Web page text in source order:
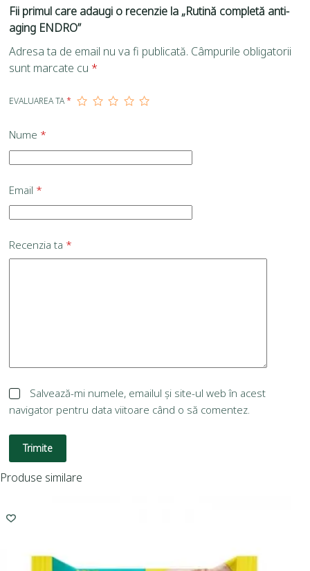
Fii primul care adaugi o recenzie la „Rutină completă anti-
aging ENDRO”
Adresa ta de email nu va fi publicată. Câmpurile obligatorii
sunt marcate cu *
EVALUAREA TA*
Nume *
Email *
Recenzia ta *
Salvează-mi numele, emailul și site-ul web în acest
navigator pentru data viitoare când o să comentez.
Trimite
Produse similare